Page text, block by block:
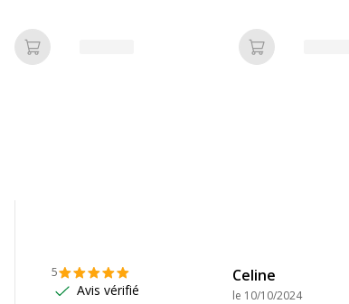
Non compostable Référence
Ajouter au panier Ajouter au
5
Avis vérifié
Celine
le 10/10/2024